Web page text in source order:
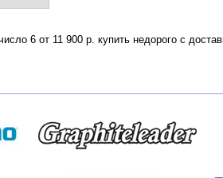
6 от 11 900 р. купить недорого с